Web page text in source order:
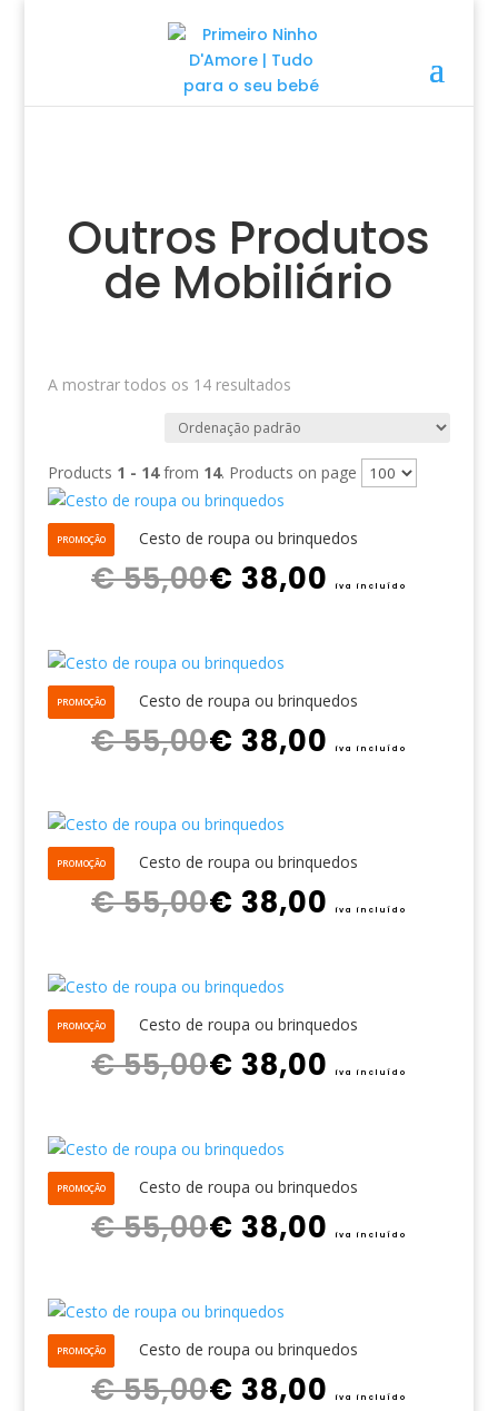
Outros Produtos
de Mobiliário
A mostrar todos os 14 resultados
Products 1 - 14from 14. Products on page
PROMOÇÃO Cesto de roupa ou brinquedos
€55,00€ 38,00 iva incluído
PROMOÇÃO Cesto de roupa ou brinquedos
€55,00€ 38,00 iva incluído
PROMOÇÃO Cesto de roupa ou brinquedos
€55,00€ 38,00 iva incluído
PROMOÇÃO Cesto de roupa ou brinquedos
€55,00€ 38,00 iva incluído
PROMOÇÃO Cesto de roupa ou brinquedos
€55,00€ 38,00 iva incluído
PROMOÇÃO Cesto de roupa ou brinquedos
€55,00€ 38,00 iva incluído